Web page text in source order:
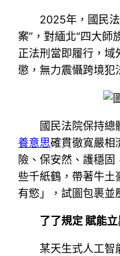
2025年，國民
案”，對緬北“四大師
正法刑當即履行，域
懲，無力震懾跨境犯
國民法院保持
養意思確貫徹寬嚴相
險、保安然、護穩固
些千紙鶴，帶著牛土
有慾」，試圖包裹並
了了規定 賦能
某天生式人工智